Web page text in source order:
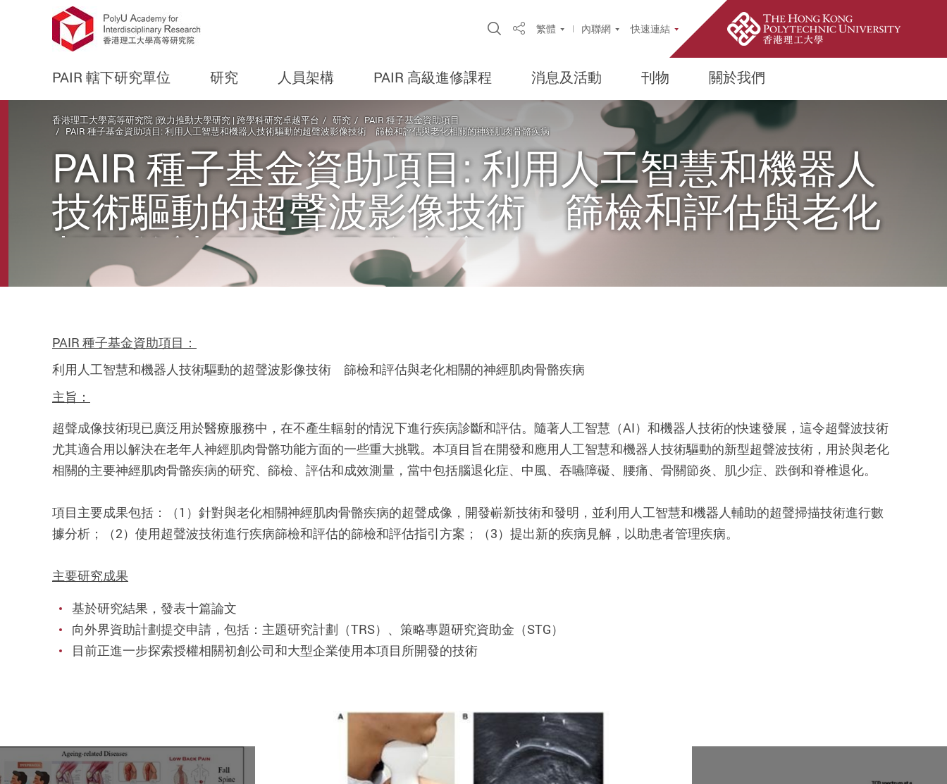
Open Site Search Popup
Share繁體 內聯網 快速連結
PAIR 轄下研究單位 研究 人員架構 PAIR 高級進修課程 消息及活動 刊物 關於我們
香港理工大學高等研究院 |致力推動大學研究 | 跨學科研究卓越平台 研究
PAIR 種子基金資助項目
PAIR 種子基金資助項目: 利用人工智慧和機器人技術驅動的超聲波影像技術 篩檢和評估與老化相關的神經肌肉骨骼疾病
PAIR 種子基金資助項目: 利用人工智慧和機器人
技術驅動的超聲波影像技術 篩檢和評估與老化
相關的神經肌肉骨骼疾病
PAIR 種子基金資助項目：
利用人工智慧和機器人技術驅動的超聲波影像技術 篩檢和評估與老化相關的神經肌肉骨骼疾病
主旨：
超聲成像技術現已廣泛用於醫療服務中，在不產生輻射的情況下進行疾病診斷和評估。隨著人工智慧（AI）和機器人技術的快速發展，這令超聲波技術
尤其適合用以解決在老年人神經肌肉骨骼功能方面的一些重大挑戰。本項目旨在開發和應用人工智慧和機器人技術驅動的新型超聲波技術，用於與老化
相關的主要神經肌肉骨骼疾病的研究、篩檢、評估和成效測量，當中包括腦退化症、中風、吞嚥障礙、腰痛、骨關節炎、肌少症、跌倒和脊椎退化。
項目主要成果包括：（1）針對與老化相關神經肌肉骨骼疾病的超聲成像，開發嶄新技術和發明，並利用人工智慧和機器人輔助的超聲掃描技術進行數
據分析；（2）使用超聲波技術進行疾病篩檢和評估的篩檢和評估指引方案；（3）提出新的疾病見解，以助患者管理疾病。
主要研究成果
基於研究結果，發表十篇論文
向外界資助計劃提交申請，包括：主題研究計劃（TRS）、策略專題研究資助金（STG）
目前正進一步探索授權相關初創公司和大型企業使用本項目所開發的技術